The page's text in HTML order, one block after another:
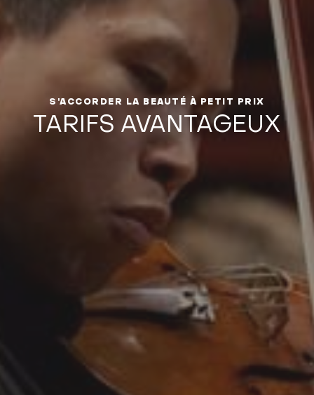
S'ACCORDER LA BEAUTÉ À PETIT PRIX
TARIFS AVANTAGEUX